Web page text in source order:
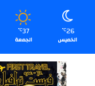
26
℃
الخميس
37
℃
الجمعة